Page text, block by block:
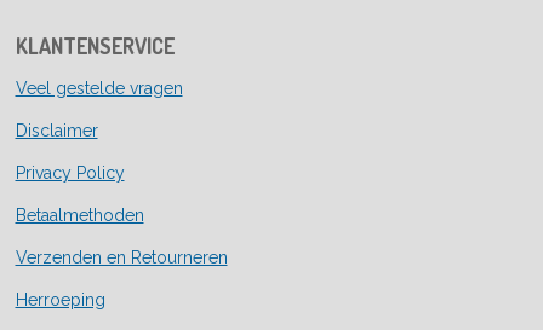
KLANTENSERVICE
Veel gestelde vragen
Disclaimer
Privacy Policy
Betaalmethoden
Verzenden en Retourneren
Herroeping